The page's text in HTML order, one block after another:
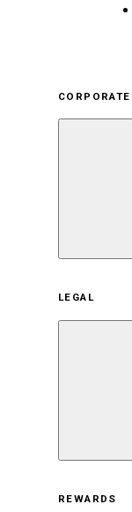
CORPORATE
サス
サステ
LEGAL
REWARDS